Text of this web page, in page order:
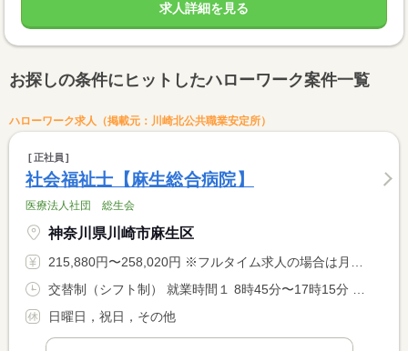
求人詳細を見る
お探しの条件にヒットしたハローワーク案件一覧
ハローワーク求人（掲載元：川崎北公共職業安定所）
正社員
社会福祉士【麻生総合病院】
医療法人社団 総生会
神奈川県川崎市麻生区
215,880円〜258,020円 ※フルタイム求人の場合は月額（換算額）、パート求人の場合は時間額を表示しています。
交替制（シフト制） 就業時間１ 8時45分〜17時15分 就業時間２ 8時15分〜16時45分 就業時間３ 9時45分〜18時15分 就業時間に関する特記事項 （１）〜（３）のシフト制
日曜日，祝日，その他